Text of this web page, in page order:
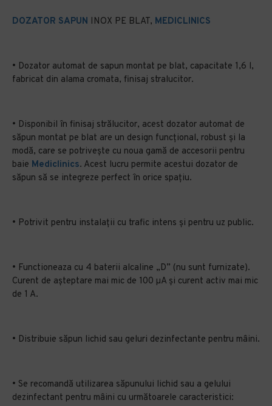
DOZATOR SAPUN INOX PE BLAT, MEDICLINICS
• Dozator automat de sapun montat pe blat, capacitate 1,6 l,
fabricat din alama cromata, finisaj stralucitor.
• Disponibil în finisaj strălucitor, acest dozator automat de
săpun montat pe blat are un design funcțional, robust și la
modă, care se potrivește cu noua gamă de accesorii pentru
baie Mediclinics. Acest lucru permite acestui dozator de
săpun să se integreze perfect în orice spațiu.
• Potrivit pentru instalații cu trafic intens și pentru uz public.
• Functioneaza cu 4 baterii alcaline „D” (nu sunt furnizate).
Curent de așteptare mai mic de 100 µA și curent activ mai mic
de 1 A.
• Distribuie săpun lichid sau geluri dezinfectante pentru mâini.
• Se recomandă utilizarea săpunului lichid sau a gelului
dezinfectant pentru mâini cu următoarele caracteristici: